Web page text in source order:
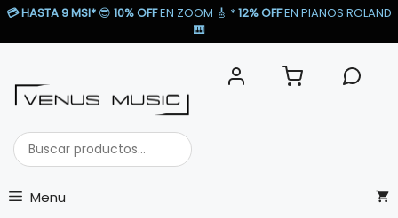
Saltar
💳HASTA 9 MSI* 😎 10% OFFEN ZOOM 🎸​ *12% OFFEN PIANOS ROLAND
🎹​
Buscar
productos...
Menu